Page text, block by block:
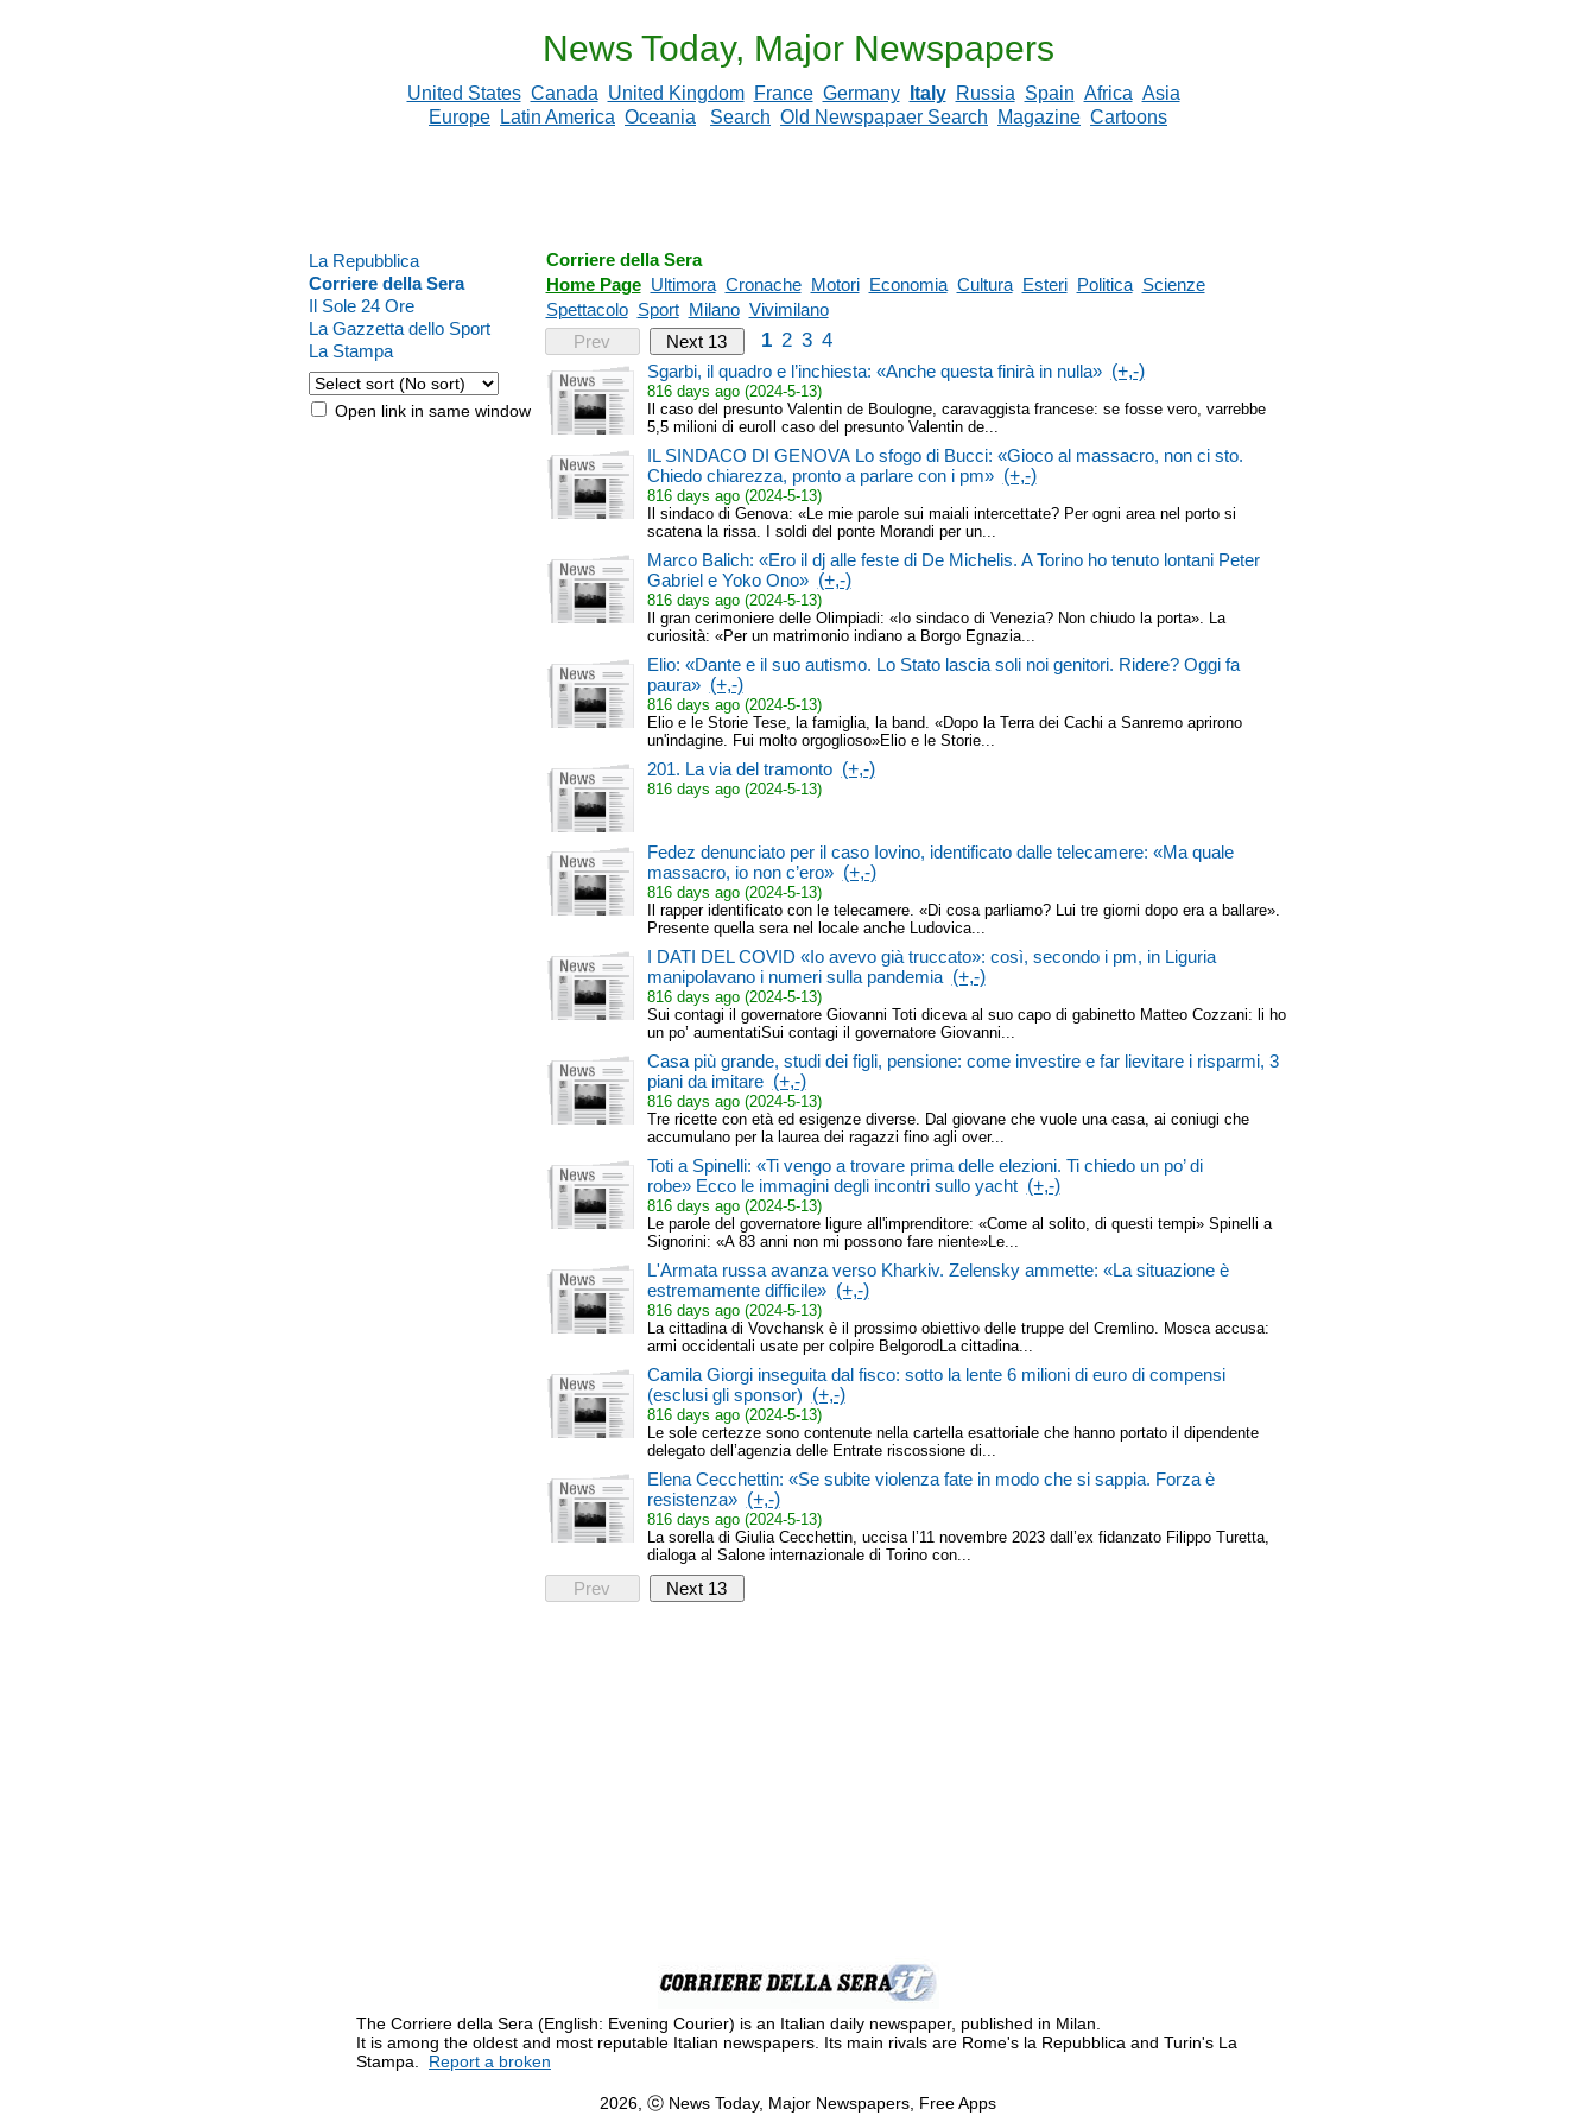
News Today, Major Newspapers
United States Canada United Kingdom France Germany Italy Russia Spain Africa Asia
Europe
Latin America Oceania Search Old Newspapaer Search Magazine Cartoons
La Repubblica
Corriere della Sera
Il Sole 24 Ore
La Gazzetta dello Sport
La Stampa
Open link in same window
Corriere della Sera
Home Page Ultimora Cronache Motori Economia Cultura Esteri Politica Scienze
Spettacolo Sport Milano Vivimilano
Prev
Next 13 1 2 3 4
Sgarbi, il quadro e l’inchiesta: «Anche questa finirà in nulla» (+,-)
816 days ago (2024-5-13)
Il caso del presunto Valentin de Boulogne, caravaggista francese: se fosse vero, varrebbe
5,5 milioni di euroIl caso del presunto Valentin de...
IL SINDACO DI GENOVA Lo sfogo di Bucci: «Gioco al massacro, non ci sto.
Chiedo chiarezza, pronto a parlare con i pm» (+,-)
816 days ago (2024-5-13)
Il sindaco di Genova: «Le mie parole sui maiali intercettate? Per ogni area nel porto si
scatena la rissa. I soldi del ponte Morandi per un...
Marco Balich: «Ero il dj alle feste di De Michelis. A Torino ho tenuto lontani Peter
Gabriel e Yoko Ono» (+,-)
816 days ago (2024-5-13)
Il gran cerimoniere delle Olimpiadi: «Io sindaco di Venezia? Non chiudo la porta». La
curiosità: «Per un matrimonio indiano a Borgo Egnazia...
Elio: «Dante e il suo autismo. Lo Stato lascia soli noi genitori. Ridere? Oggi fa
paura» (+,-)
816 days ago (2024-5-13)
Elio e le Storie Tese, la famiglia, la band. «Dopo la Terra dei Cachi a Sanremo aprirono
un'indagine. Fui molto orgoglioso»Elio e le Storie...
201. La via del tramonto (+,-)
816 days ago (2024-5-13)
Fedez denunciato per il caso Iovino, identificato dalle telecamere: «Ma quale
massacro, io non c’ero» (+,-)
816 days ago (2024-5-13)
Il rapper identificato con le telecamere. «Di cosa parliamo? Lui tre giorni dopo era a ballare».
Presente quella sera nel locale anche Ludovica...
I DATI DEL COVID «Io avevo già truccato»: così, secondo i pm, in Liguria
manipolavano i numeri sulla pandemia (+,-)
816 days ago (2024-5-13)
Sui contagi il governatore Giovanni Toti diceva al suo capo di gabinetto Matteo Cozzani: li ho
un po’ aumentatiSui contagi il governatore Giovanni...
Casa più grande, studi dei figli, pensione: come investire e far lievitare i risparmi, 3
piani da imitare (+,-)
816 days ago (2024-5-13)
Tre ricette con età ed esigenze diverse. Dal giovane che vuole una casa, ai coniugi che
accumulano per la laurea dei ragazzi fino agli over...
Toti a Spinelli: «Ti vengo a trovare prima delle elezioni. Ti chiedo un po’ di
robe» Ecco le immagini degli incontri sullo yacht (+,-)
816 days ago (2024-5-13)
Le parole del governatore ligure all'imprenditore: «Come al solito, di questi tempi» Spinelli a
Signorini: «A 83 anni non mi possono fare niente»Le...
L'Armata russa avanza verso Kharkiv. Zelensky ammette: «La situazione è
estremamente difficile» (+,-)
816 days ago (2024-5-13)
La cittadina di Vovchansk è il prossimo obiettivo delle truppe del Cremlino. Mosca accusa:
armi occidentali usate per colpire BelgorodLa cittadina...
Camila Giorgi inseguita dal fisco: sotto la lente 6 milioni di euro di compensi
(esclusi gli sponsor) (+,-)
816 days ago (2024-5-13)
Le sole certezze sono contenute nella cartella esattoriale che hanno portato il dipendente
delegato dell’agenzia delle Entrate riscossione di...
Elena Cecchettin: «Se subite violenza fate in modo che si sappia. Forza è
resistenza» (+,-)
816 days ago (2024-5-13)
La sorella di Giulia Cecchettin, uccisa l’11 novembre 2023 dall’ex fidanzato Filippo Turetta,
dialoga al Salone internazionale di Torino con...
Prev Next 13
The Corriere della Sera (English: Evening Courier) is an Italian daily newspaper, published in Milan.
It is among the oldest and most reputable Italian newspapers. Its main rivals are Rome's la Repubblica and Turin's La
Stampa.
Report a broken
2026, ⓒ News Today, Major Newspapers, Free Apps